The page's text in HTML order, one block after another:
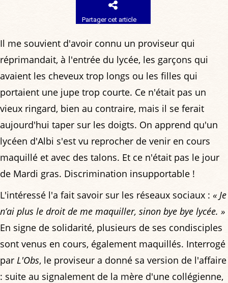
Partager cet article
Il me souvient d'avoir connu un proviseur qui
réprimandait, à l'entrée du lycée, les garçons qui
avaient les cheveux trop longs ou les filles qui
portaient une jupe trop courte. Ce n'était pas un
vieux ringard, bien au contraire, mais il se ferait
aujourd'hui taper sur les doigts. On apprend qu'un
lycéen d'Albi s'est vu reprocher de venir en cours
maquillé et avec des talons. Et ce n'était pas le jour
de Mardi gras. Discrimination insupportable !
L'intéressé l'a fait savoir sur les réseaux sociaux : « Je
n’ai plus le droit de me maquiller, sinon bye bye lycée. »
En signe de solidarité, plusieurs de ses condisciples
sont venus en cours, également maquillés. Interrogé
par L'Obs, le proviseur a donné sa version de l'affaire
: suite au signalement de la mère d'une collégienne,